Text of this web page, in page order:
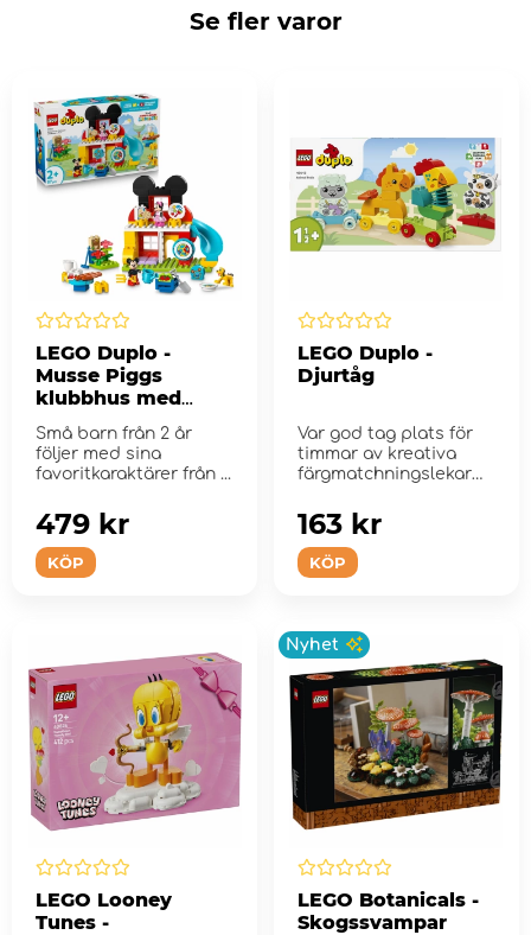
Se fler varor
LEGO Duplo -
Musse Piggs
klubbhus med
Små barn från 2 år
följer med sina
favoritkaraktärer från ...
KÖP
479 kr
LEGO Duplo -
Djurtåg
Var god tag plats för
timmar av kreativa
färgmatchningslekar
KÖP
163 kr
LEGO Looney
Tunes -
Nyhet
LEGO Botanicals -
Skogssvampar